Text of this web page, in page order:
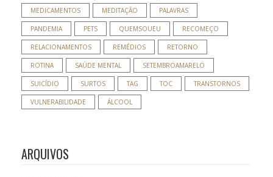
MEDICAMENTOS MEDITAÇÃO PALAVRAS
PANDEMIA PETS QUEMSOUEU RECOMEÇO
RELACIONAMENTOS REMÉDIOS RETORNO
ROTINA SAÚDE MENTAL SETEMBROAMARELO
SUICÍDIO SURTOS TAG TOC TRANSTORNOS
VULNERABILIDADE ÁLCOOL
ARQUIVOS